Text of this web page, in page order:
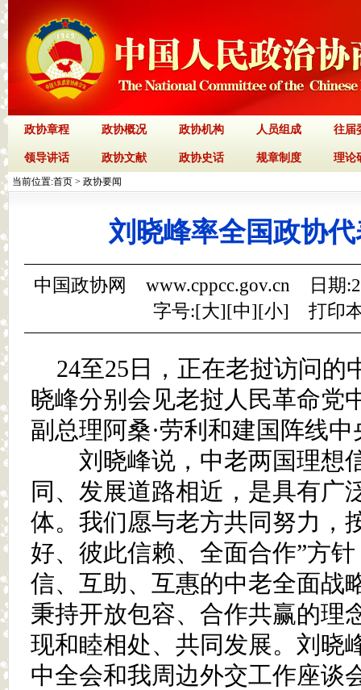
政协章程 政协概况 政协机构 人员组成 往届
领导讲话 政协文献 政协史话 规章制度 理论
当前位置:首页 > 政协要闻
刘晓峰率全国政协
中国政协网 www.cppcc.gov.cn 日期
字号:[大][中][小] 打印
24至25日，正在老挝访问的
晓峰分别会见老挝人民革命党
副总理阿桑·劳利和建国阵线
刘晓峰说，中老两国理想
同、发展道路相近，是具有广
体。我们愿与老方共同努力，
好、彼此信赖、全面合作”方
信、互助、互惠的中老全面战
秉持开放包容、合作共赢的理
现和睦相处、共同发展。刘晓
中全会和我周边外交工作座谈